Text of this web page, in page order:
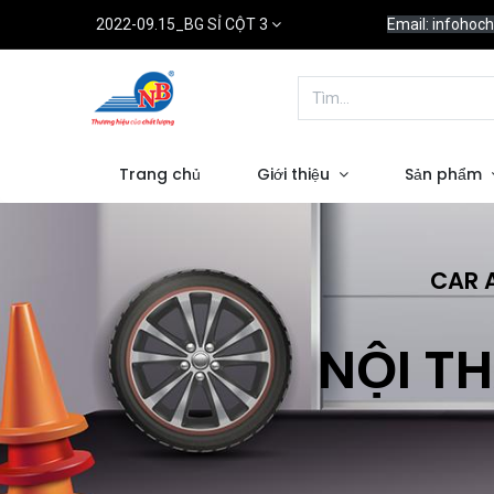
2022-09.15_BG SỈ CỘT 3 Email:
Trang chủ Giới thiệu Sản phẩm
CAR
NỘI